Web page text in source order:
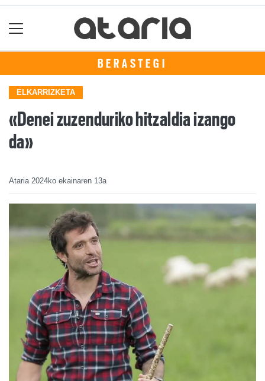
BERASTEGI
ELKARRIZKETA
«Denei zuzenduriko hitzaldia izango
da»
Ataria 2024ko ekainaren 13a